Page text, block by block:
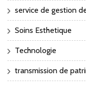
service de gestion
Soins Esthetique
Technologie
transmission de